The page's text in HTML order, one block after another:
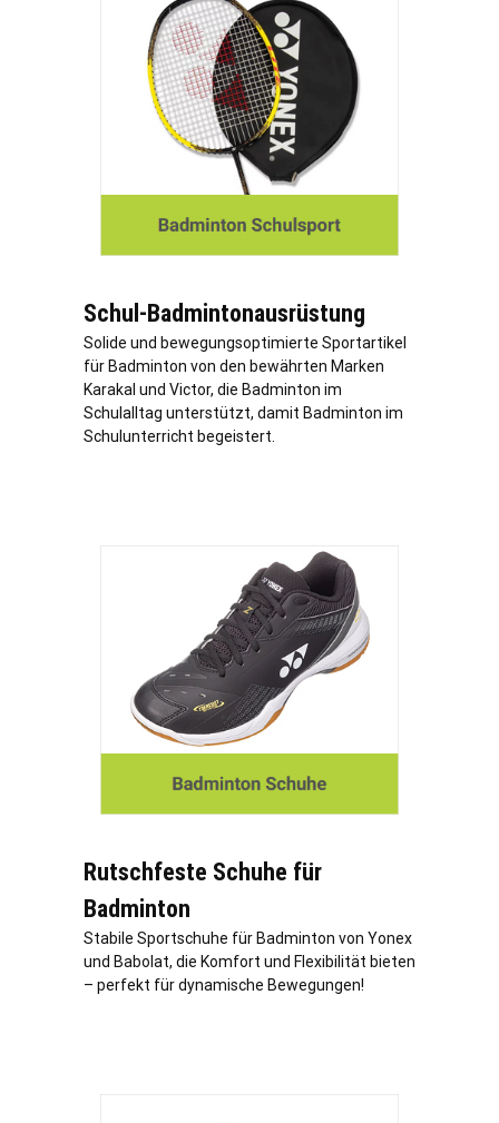
Schul-Badmintonausrüstung
Solide und bewegungsoptimierte Sportartikel
für Badminton von den bewährten Marken
Karakal und Victor, die Badminton im
Schulalltag unterstützt, damit Badminton im
Schulunterricht begeistert.
Rutschfeste Schuhe für
Badminton
Stabile Sportschuhe für Badminton von Yonex
und Babolat, die Komfort und Flexibilität bieten
– perfekt für dynamische Bewegungen!